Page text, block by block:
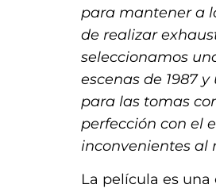
para mantener a
de realizar
seleccionamos
escenas de 1987
para las tomas
perfección con el
inconvenientes al
La película es